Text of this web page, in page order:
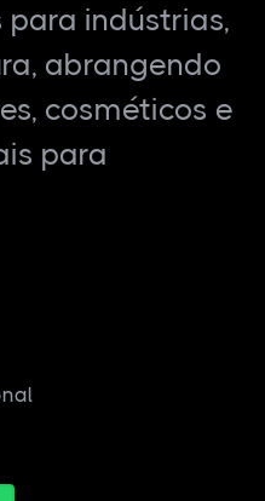
para indústrias,
abrangendo
cosméticos e
para